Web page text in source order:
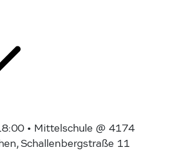
• Mittelschule @ 4174
Schallenbergstraße 11